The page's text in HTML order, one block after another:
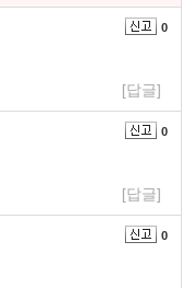
0
[답글]
0
[답글]
0